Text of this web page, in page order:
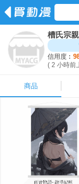
槽氏宗
信用度︰
( 2 小時前
商品
商品